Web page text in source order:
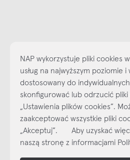
Najlepsze inspiracje i promocje na
dzisiaj do naszego cyklicznego
Subskrybuj
NAP wykorzystuje pliki cookies
usług na najwyższym poziomie
dostosowany do
skonfigurować lub odrzucić pliki
„Ustawienia plików cookies”.
zaakceptować wszystkie pliki
„Akceptuj”. Aby uzyskać
naszą stronę z informacjami